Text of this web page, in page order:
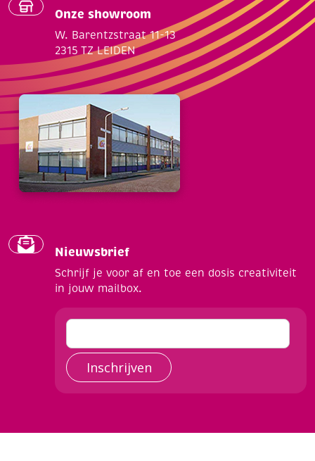
Onze showroom
W. Barentzstraat 11-13
2315 TZ LEIDEN
Nieuwsbrief
Schrijf je voor af en toe een dosis creativiteit
in jouw mailbox.
Inschrijven